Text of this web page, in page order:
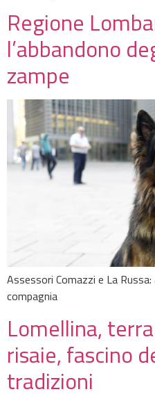
Regione
l’abbandono
zampe
Assessori Comazzi e La
compagnia
Lomellina,
risaie, fascino
tradizioni